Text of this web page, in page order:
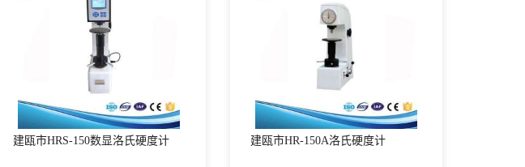
建瓯市HRS-150数显洛氏硬度计 建瓯市HR-150A洛氏硬度计